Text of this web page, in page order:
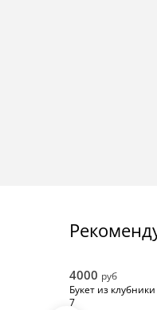
4000 руб
Букет из
7